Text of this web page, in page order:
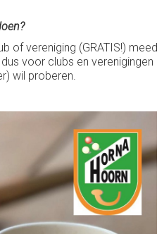
of vereniging (GRATIS!)
voor clubs en
wil proberen.